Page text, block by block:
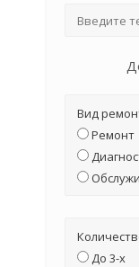
Вид
Ремонт
До 3-х